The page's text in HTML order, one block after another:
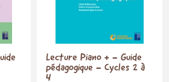
Lecture Piano + - Guide
pédagogique - Cycles 2 à
4